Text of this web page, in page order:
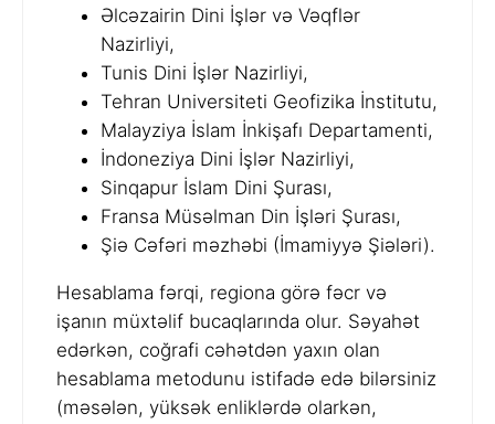
Əlcəzairin Dini İşlər və Vəqflər
Nazirliyi,
Tunis Dini İşlər Nazirliyi,
Tehran Universiteti Geofizika İnstitutu,
Malayziya İslam İnkişafı Departamenti,
İndoneziya Dini İşlər Nazirliyi,
Sinqapur İslam Dini Şurası,
Fransa Müsəlman Din İşləri Şurası,
Şiə Cəfəri məzhəbi (İmamiyyə Şiələri).
Hesablama fərqi, regiona görə fəcr və
işanın müxtəlif bucaqlarında olur. Səyahət
edərkən, coğrafi cəhətdən yaxın olan
hesablama metodunu istifadə edə bilərsiniz
(məsələn, yüksək enliklərdə olarkən,